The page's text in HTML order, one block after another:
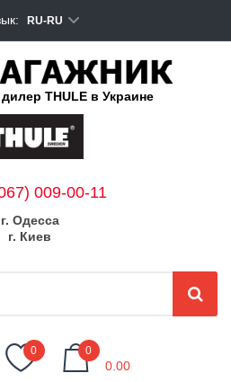
RU-RU
THULE в Украине
009-00-11
г. Одесса
г. Киев
0 0
0.00